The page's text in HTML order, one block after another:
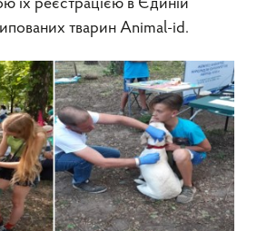
їх реєстрацією в Єдиній
тварин Animal-id.